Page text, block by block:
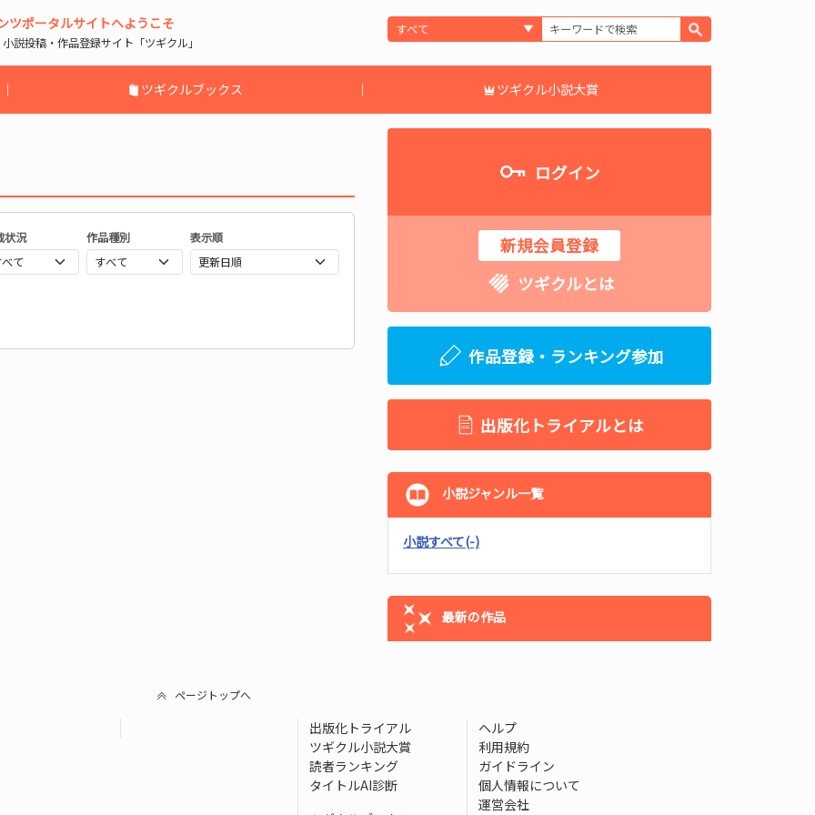
ツポータルサイトへようこそ
説投稿・作品登録サイト「ツギクル」
｜ ツギクルブックス ｜ ツギクル小説大賞
状況 作品種別 表示順
ログイン
新規会員登録
ツギクルとは
作品登録・ランキング参加
出版化トライアルとは
小説ジャンル一覧
小説すべて(-)
最新の作品
ページトップへ
出版化トライアル
ツギクル小説大賞
読者ランキング
タイトルAI診断
ヘルプ
利用規約
ガイドライン
個人情報について
運営会社